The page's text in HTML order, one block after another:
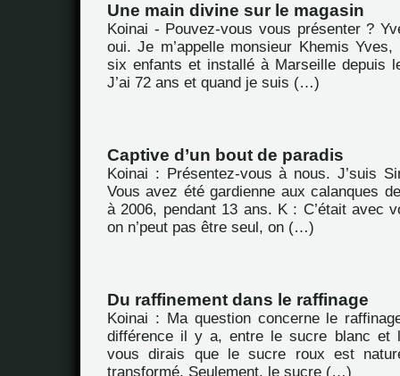
Une main divine sur le magasin
Koinai - Pouvez-vous vous présenter ?
oui. Je m’appelle monsieur Khemis
six enfants et installé à Marseille depuis
J’ai 72 ans et quand je suis (…)
Captive d’un bout de paradis
Koinai : Présentez-vous à nous. J’suis
Vous avez été gardienne aux calanques
à 2006, pendant 13 ans. K : C’était avec
on n’peut pas être seul, on (…)
Du raffinement dans le raffinage
Koinai : Ma question concerne le
différence il y a, entre le sucre blanc et
vous dirais que le sucre roux est
transformé. Seulement, le sucre (…)